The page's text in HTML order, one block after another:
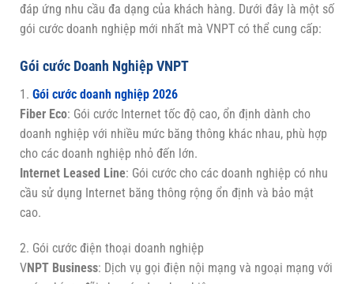
đáp ứng nhu cầu đa dạng của khách hàng. Dưới đây là một số
gói cước doanh nghiệp mới nhất mà VNPT có thể cung cấp:
Gói cước Doanh Nghiệp VNPT
1. Gói cước doanh nghiệp 2026
Fiber Eco: Gói cước Internet tốc độ cao, ổn định dành cho
doanh nghiệp với nhiều mức băng thông khác nhau, phù hợp
cho các doanh nghiệp nhỏ đến lớn.
Internet Leased Line: Gói cước cho các doanh nghiệp có nhu
cầu sử dụng Internet băng thông rộng ổn định và bảo mật
cao.
2. Gói cước điện thoại doanh nghiệp
VNPT Business: Dịch vụ gọi điện nội mạng và ngoại mạng với